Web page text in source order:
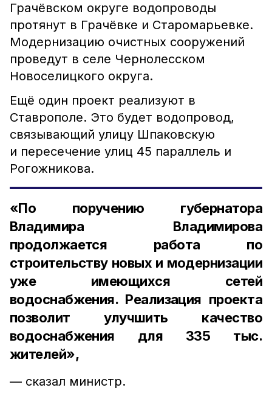
Грачёвском округе водопроводы
протянут в Грачёвке и Старомарьевке.
Модернизацию очистных сооружений
проведут в селе Чернолесском
Новоселицкого округа.
Ещё один проект реализуют в
Ставрополе. Это будет водопровод,
связывающий улицу Шпаковскую
и пересечение улиц 45 параллель и
Рогожникова.
«По поручению губернатора
Владимира Владимирова
продолжается работа по
строительству новых и модернизации
уже имеющихся сетей
водоснабжения. Реализация проекта
позволит улучшить качество
водоснабжения для 335 тыс.
жителей»,
— сказал министр.